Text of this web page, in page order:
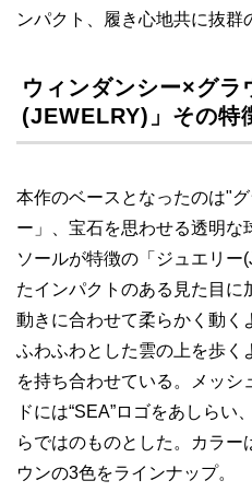
ンパクト、履き心地共に抜群
ウィンダンシー×グラ
(JEWELRY)」その特
本作のベースとなったのは"
ー」、宝石を思わせる透明な
ソールが特徴の「ジュエリ
たインパクトのある見た目
動きに合わせて柔らかく動く
ふわふわとした雲の上を歩く
を持ち合わせている。メッシ
ドには“SEA”ロゴをあしらい
らではのものとした。カラー
ウンの3色をラインナップ。